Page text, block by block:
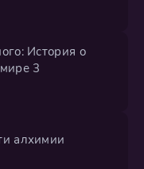
История о
3
алхимии